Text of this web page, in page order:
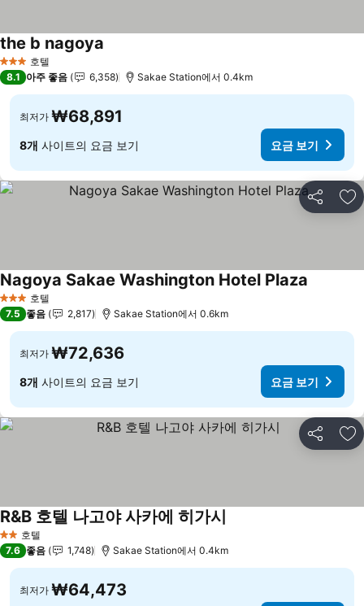
3 성급 호텔
the b nagoya
8.1 아주 좋음 6,358 Sakae Station에서 0.4km
최저가 ₩68,891
8개 사이트의 요금 보기 요금 보기
공유 즐
3 성급 호텔
Nagoya Sakae Washington Hotel Plaza
7.5 좋음 2,817 Sakae Station에서 0.6km
최저가 ₩72,636
8개 사이트의 요금 보기 요금 보기
공유 즐
2 성급호텔
R&B 호텔 나고야 사카에 히가시
7.6 좋음 1,748 Sakae Station에서 0.4km
최저가 ₩64,473